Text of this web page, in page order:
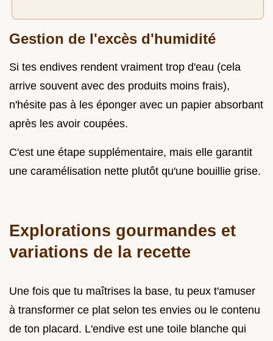
Gestion de l'excès d'humidité
Si tes endives rendent vraiment trop d'eau (cela
arrive souvent avec des produits moins frais),
n'hésite pas à les éponger avec un papier absorbant
après les avoir coupées.
C'est une étape supplémentaire, mais elle garantit
une caramélisation nette plutôt qu'une bouillie grise.
Explorations gourmandes et
variations de la recette
Une fois que tu maîtrises la base, tu peux t'amuser
à transformer ce plat selon tes envies ou le contenu
de ton placard. L'endive est une toile blanche qui